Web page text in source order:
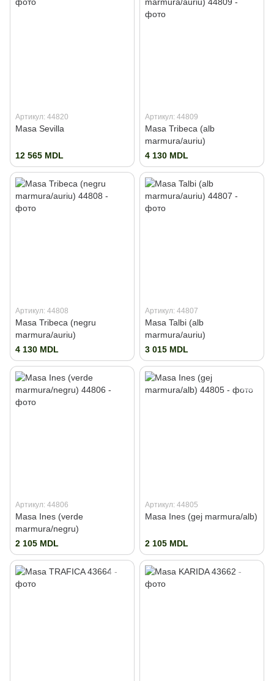
Артикул: 44820
Masa Sevilla
12 565 MDL
Артикул: 44809
Masa Tribeca (alb
marmura/auriu)
4 130 MDL
Артикул: 44808
Masa Tribeca (negru
marmura/auriu)
4 130 MDL
Артикул: 44807
Masa Talbi (alb
marmura/auriu)
3 015 MDL
Артикул: 44806
Masa Ines (verde
marmura/negru)
2 105 MDL
Артикул: 44805
Masa Ines (gej marmura/alb)
2 105 MDL